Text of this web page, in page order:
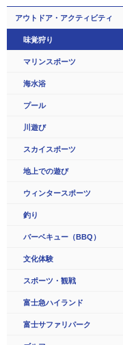
アウトドア・アクティビティ
味覚狩り
マリンスポーツ
海水浴
プール
川遊び
スカイスポーツ
地上での遊び
ウィンタースポーツ
釣り
バーベキュー（BBQ）
文化体験
スポーツ・観戦
富士急ハイランド
富士サファリパーク